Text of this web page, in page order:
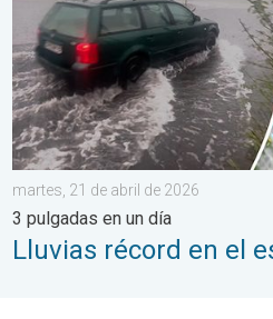
martes, 21 de abril de 2026
3 pulgadas en un día
Lluvias récord en el